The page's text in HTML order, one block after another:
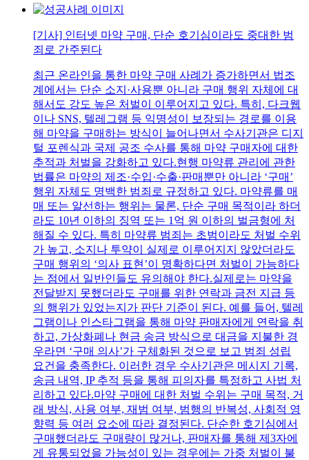
[기사] 인터넷 마약 구매, 단순 호기심이라도 중대한 범
죄로 간주된다
최근 온라인을 통한 마약 구매 사례가 증가하면서 법조
계에서는 단순 소지·사용뿐 아니라 구매 행위 자체에 대
해서도 강도 높은 처벌이 이루어지고 있다. 특히, 다크웹
이나 SNS, 텔레그램 등 익명성이 보장되는 경로를 이용
해 마약을 구매하는 방식이 늘어나면서 수사기관은 디지
털 포렌식과 국제 공조 수사를 통해 마약 구매자에 대한
추적과 처벌을 강화하고 있다.현행 마약류 관리에 관한
법률은 마약의 제조·수입·수출·판매뿐만 아니라 ‘구매’
행위 자체도 명백한 범죄로 규정하고 있다. 마약류를 매
매 또는 알선하는 행위는 물론, 단순 구매 목적이라 하더
라도 10년 이하의 징역 또는 1억 원 이하의 벌금형에 처
해질 수 있다. 특히 마약류 범죄는 초범이라도 처벌 수위
가 높고, 소지나 투약이 실제로 이루어지지 않았더라도
구매 행위의 ‘의사 표현’이 명확하다면 처벌이 가능하다
는 점에서 일반인들도 유의해야 한다.실제로는 마약을
전달받지 못했더라도 구매를 위한 연락과 금전 지급 등
의 행위가 있었는지가 판단 기준이 된다. 예를 들어, 텔레
그램이나 인스타그램을 통해 마약 판매자에게 연락을 취
하고, 가상화폐나 현금 송금 방식으로 대금을 지불한 경
우라면 ‘구매 의사’가 구체화된 것으로 보고 범죄 성립
요건을 충족한다. 이러한 경우 수사기관은 메시지 기록,
송금 내역, IP 추적 등을 통해 피의자를 특정하고 사법 처
리하고 있다.마약 구매에 대한 처벌 수위는 구매 목적, 거
래 방식, 사용 여부, 재범 여부, 범행의 반복성, 사회적 영
향력 등 여러 요소에 따라 결정된다. 단순한 호기심에서
구매했더라도 구매량이 많거나, 판매자를 통해 제3자에
게 유통되었을 가능성이 있는 경우에는 가중 처벌이 불